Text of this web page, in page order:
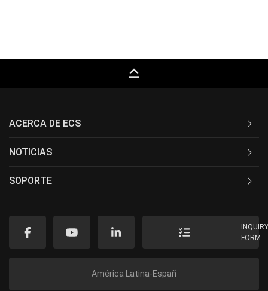
keyboard_capslock
ACERCA DE ECS
NOTICIAS
SOPORTE
FORM
América Latina-Españ